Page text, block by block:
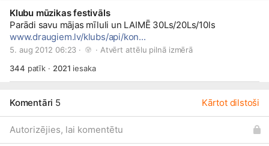
Klubu mūzikas festivāls
Parādi savu mājas mīluli un LAIMĒ 30Ls/20Ls/10ls
www.draugiem.lv/klubs/api/kon...
5. aug 2012 06:23 · · Atvērt attēlu pilnā izmērā
344 patīk · 2021 iesaka
Komentāri 5 Kārtot dilstoši
Autorizējies, lai komentētu